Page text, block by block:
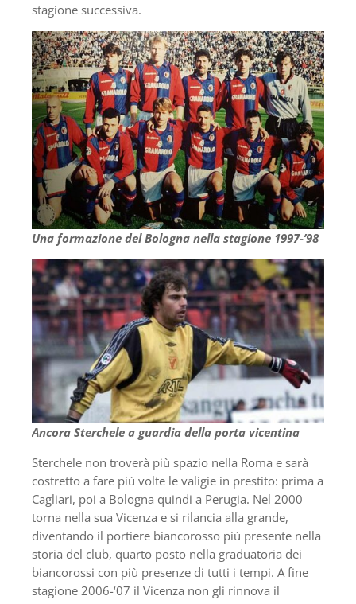
stagione successiva.
Una formazione del Bologna nella stagione 1997-’98
Ancora Sterchele a guardia della porta vicentina
Sterchele non troverà più spazio nella Roma e sarà
costretto a fare più volte le valigie in prestito: prima a
Cagliari, poi a Bologna quindi a Perugia. Nel 2000
torna nella sua Vicenza e si rilancia alla grande,
diventando il portiere biancorosso più presente nella
storia del club, quarto posto nella graduatoria dei
biancorossi con più presenze di tutti i tempi. A fine
stagione 2006-‘07 il Vicenza non gli rinnova il